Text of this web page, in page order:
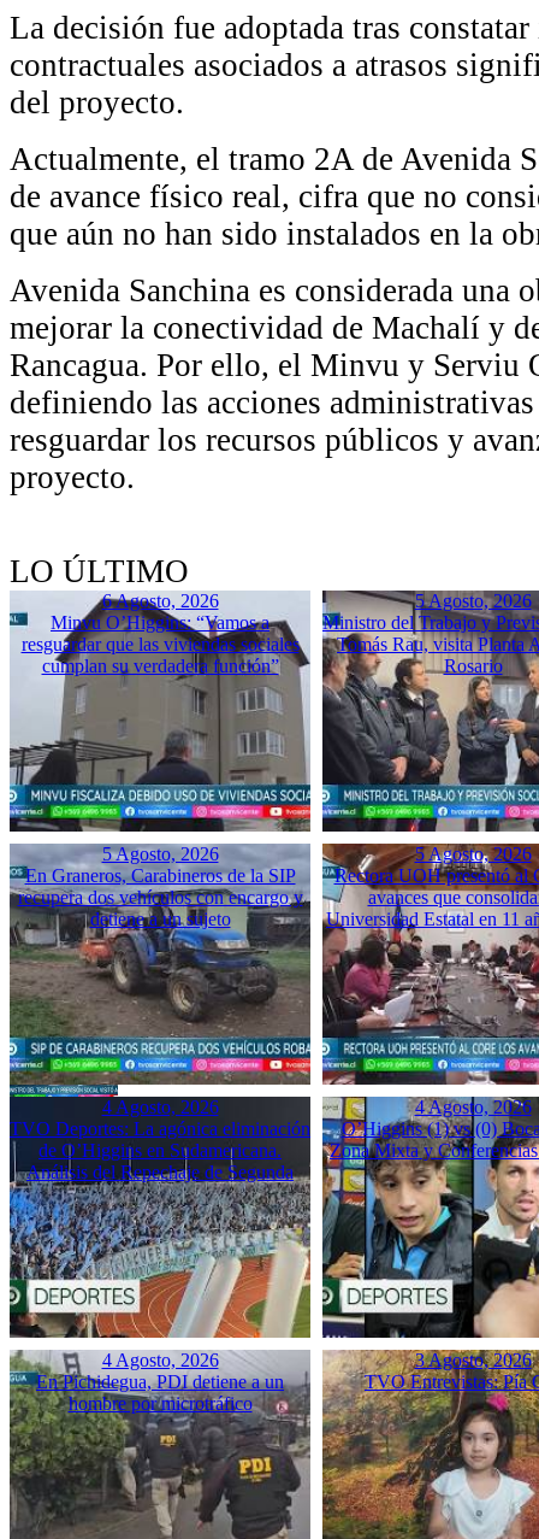
La decisión fue adoptada tras
contractuales asociados a atrasos
del proyecto.
Actualmente, el tramo 2A de Avenida
de avance físico real, cifra que no
que aún no han sido instalados en la
Avenida Sanchina es considerada una
mejorar la conectividad de Machalí y
Rancagua. Por ello, el Minvu y Serviu
definiendo las acciones
resguardar los recursos públicos y
proyecto.
LO ÚLTIMO
6 Agosto, 2026
Minvu O’Higgins: “Vamos a
resguardar que las viviendas sociales
cumplan su verdadera función”
5 Agosto, 2026
Ministro del Trabajo y
Tomás Rau, visita Planta
Rosario
5 Agosto, 2026
En Graneros, Carabineros de la SIP
recupera dos vehículos con encargo y
detiene a un sujeto
5 Agosto, 2026
Rectora UOH presentó al
avances que
Universidad Estatal en 11
4 Agosto, 2026
TVO Deportes: La agónica eliminación
de O’Higgins en Sudamericana.
Análisis del Repechaje de Segunda
4 Agosto, 2026
O’Higgins (1) vs (0)
Zona Mixta y Conferencias
4 Agosto, 2026
En Pichidegua, PDI detiene a un
hombre por microtráfico
3 Agosto, 2026
TVO Entrevistas: Pía